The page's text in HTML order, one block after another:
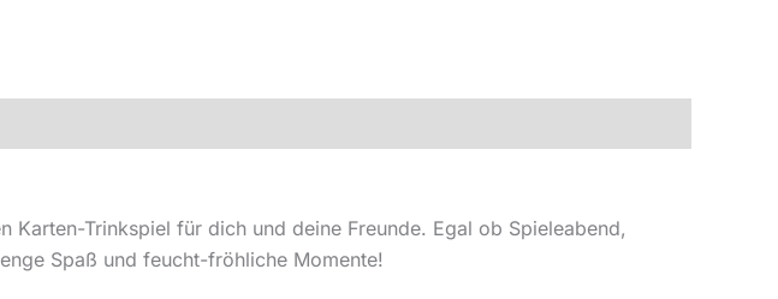
Karten-Trinkspiel für dich und deine Freunde. Egal ob Spieleabend,
Spaß und feucht-fröhliche Momente!